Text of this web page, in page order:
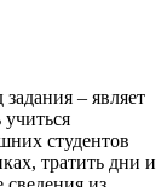
– являет
студентов
тратить дни и